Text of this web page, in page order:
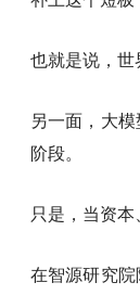
也就是说，世
另一面，大
阶段。
只是，当资
在智源研究